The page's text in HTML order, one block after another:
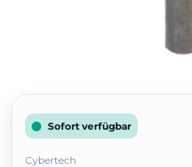
Sofort verfügbar
Cybertech